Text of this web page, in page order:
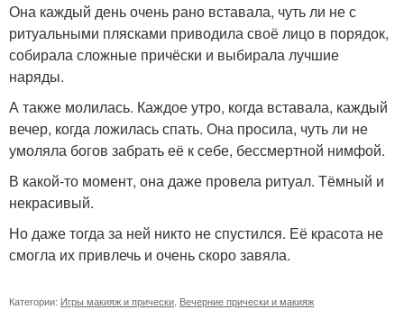
Она каждый день очень рано вставала, чуть ли не с
ритуальными плясками приводила своё лицо в порядок,
собирала сложные причёски и выбирала лучшие
наряды.
А также молилась. Каждое утро, когда вставала, каждый
вечер, когда ложилась спать. Она просила, чуть ли не
умоляла богов забрать её к себе, бессмертной нимфой.
В какой-то момент, она даже провела ритуал. Тёмный и
некрасивый.
Но даже тогда за ней никто не спустился. Её красота не
смогла их привлечь и очень скоро завяла.
Категории: Игры макияж и прически, Вечерние прически и макияж